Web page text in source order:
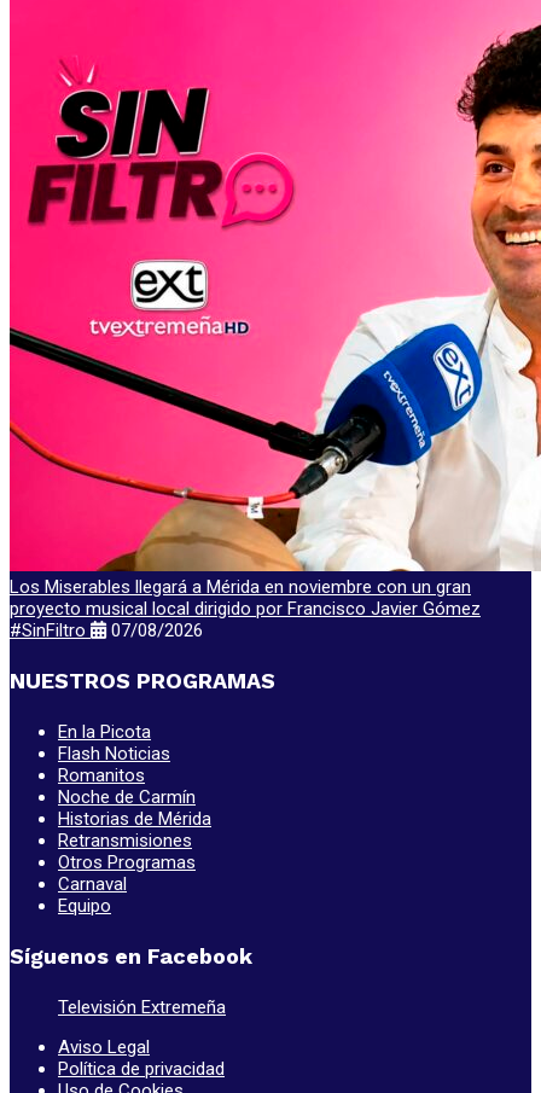
Los Miserables llegará a Mérida en noviembre con un gran
proyecto musical local dirigido por Francisco Javier Gómez
#SinFiltro
07/08/2026
NUESTROS PROGRAMAS
En la Picota
Flash Noticias
Romanitos
Noche de Carmín
Historias de Mérida
Retransmisiones
Otros Programas
Carnaval
Equipo
Síguenos en Facebook
Televisión Extremeña
Aviso Legal
Política de privacidad